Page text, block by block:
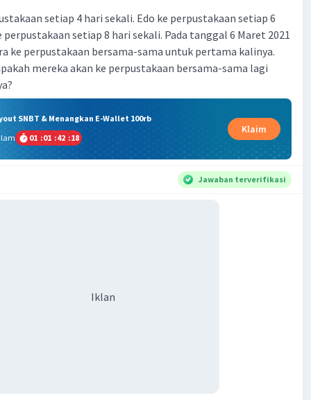
setiap 4 hari sekali. Edo ke perpustakaan setiap 6
perpustakaan setiap 8 hari sekali. Pada tanggal 6 Maret 2021
ke perpustakaan bersama-sama untuk pertama kalinya.
mereka akan ke perpustakaan bersama-sama lagi
SNBT & Menangkan E-Wallet 100rb
01 :01 :42 :18
Klaim
Jawaban terverifikasi
Iklan